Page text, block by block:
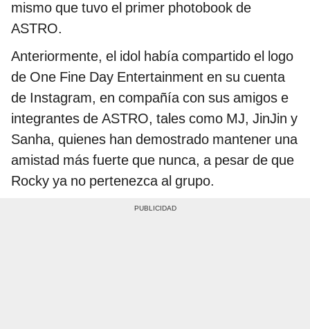
mismo que tuvo el primer photobook de
ASTRO.
Anteriormente, el idol había compartido el logo
de One Fine Day Entertainment en su cuenta
de Instagram, en compañía con sus amigos e
integrantes de ASTRO, tales como MJ, JinJin y
Sanha, quienes han demostrado mantener una
amistad más fuerte que nunca, a pesar de que
Rocky ya no pertenezca al grupo.